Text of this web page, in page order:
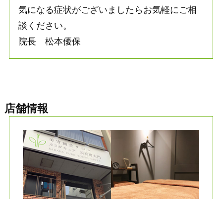
気になる症状がございましたらお気軽にご相
談ください。
院長 松本優保
店舗情報